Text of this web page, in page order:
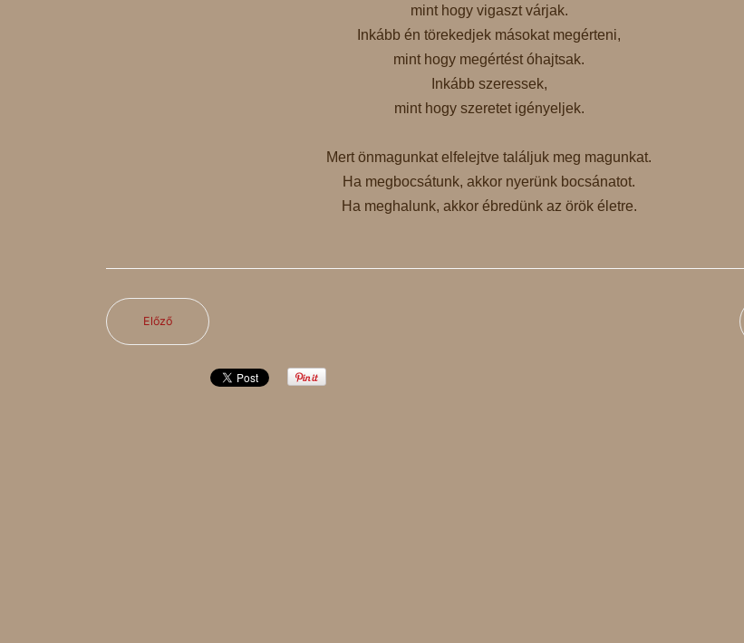
mint hogy vigaszt várjak.
Inkább én törekedjek másokat megérteni,
mint hogy megértést óhajtsak.
Inkább szeressek,
mint hogy szeretet igényeljek.
Mert önmagunkat elfelejtve találjuk meg magunkat.
Ha megbocsátunk, akkor nyerünk bocsánatot.
Ha meghalunk, akkor ébredünk az örök életre.
Előző